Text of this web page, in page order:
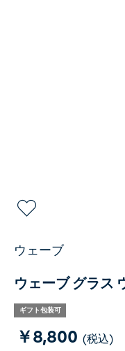
ウェーブ
ウェーブ グラス
ギフト包装可
￥8,800 (税込)